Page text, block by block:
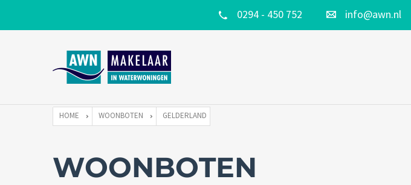
0294 - 450 752 info@awn.nl
HOME WOONBOTEN GELDERLAND
WOONBOTEN